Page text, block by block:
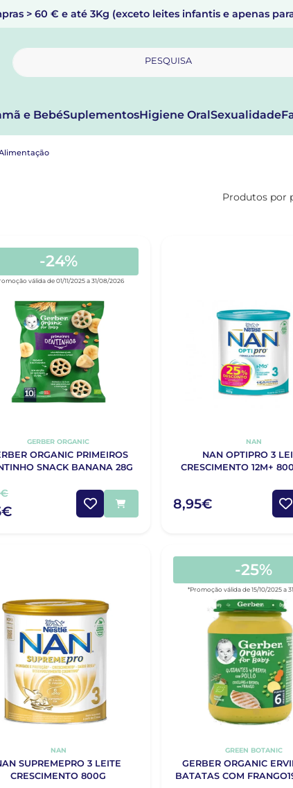
> 60 € e até 3Kg (exceto leites infantis e apenas
PESQUISA
e BebéSuplementosHigiene OralSexualidade
Produtos por
-24%
válida de 01/11/2025 a 31/08/2026
GERBER ORGANIC
ORGANIC PRIMEIROS
SNACK BANANA 28G
NAN
NAN OPTIPRO 3
CRESCIMENTO 12M+
8,95€
NAN
SUPREMEPRO 3 LEITE
CRESCIMENTO 800G
-25%
*Promoção válida de 15/10/2025 a
GREEN BOTANIC
GERBER ORGANIC
BATATAS COM